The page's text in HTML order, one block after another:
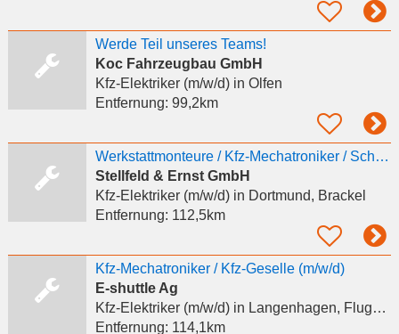
Werde Teil unseres Teams!
Koc Fahrzeugbau GmbH
Kfz-Elektriker (m/w/d)in Olfen
Entfernung: 99,2km
Werkstattmonteure / Kfz-Mechatroniker / Schlosser / Sänitär-Monteur (m/w/d)
Stellfeld & Ernst GmbH
Kfz-Elektriker (m/w/d)in Dortmund, Brackel
Entfernung: 112,5km
Kfz-Mechatroniker / Kfz-Geselle (m/w/d)
E-shuttle Ag
Kfz-Elektriker (m/w/d)in Langenhagen, Flughafen Hannover
Entfernung: 114,1km